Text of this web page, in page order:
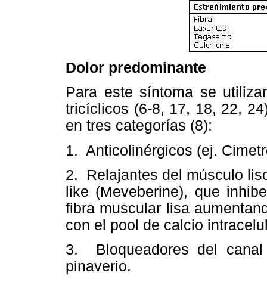
Dolor predominante
Para este síntoma se
tricíclicos (6-8, 17, 18, 22,
en tres categorías (8):
1. Anticolinérgicos (ej.
2. Relajantes del músculo
like (Meveberine), que
fibra muscular lisa
con el pool de calcio
3. Bloqueadores del
pinaverio.